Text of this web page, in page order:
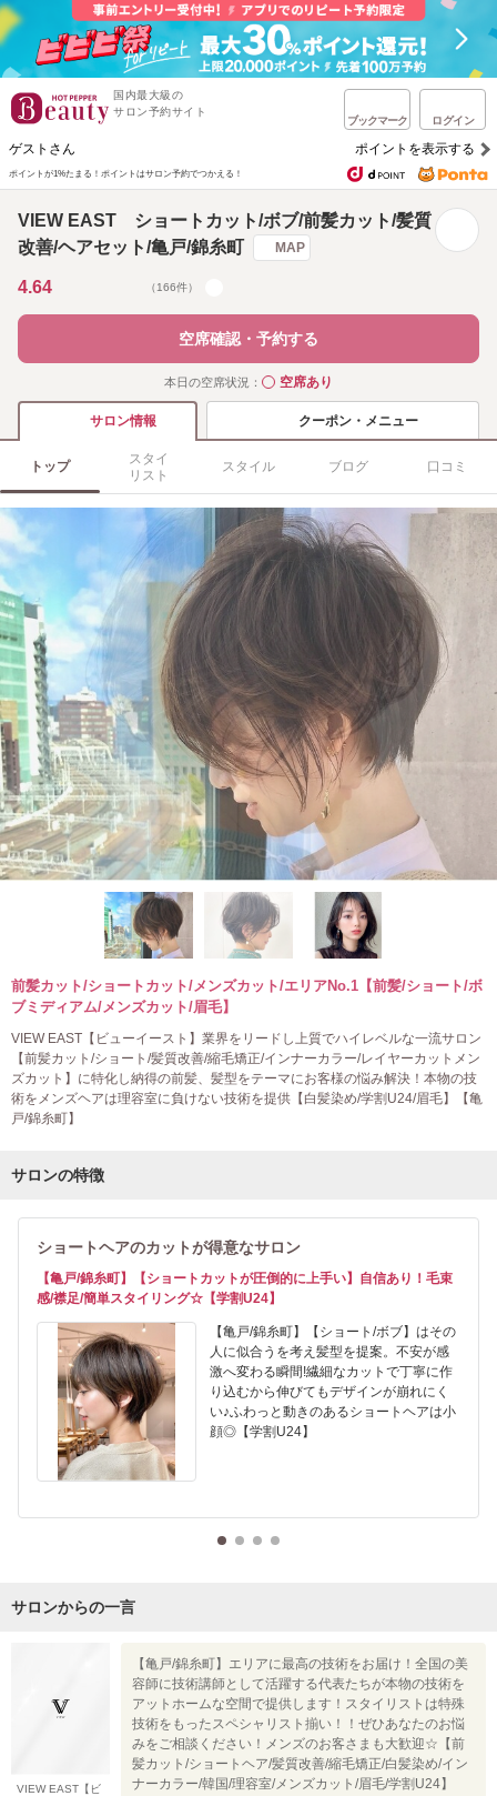
国内最大級の
サロン予約サイト
ブックマーク ログイン
ゲストさん ポイントを表示する
ポイントが1%たまる！ ポイントはサロン予約でつかえる！
VIEW EAST ショートカット/ボブ/前髪カット/髪質
改善/ヘアセット/亀戸/錦糸町
MAP
4.64 （166件）
空席確認・予約する
本日の空席状況： ◯空席あり
サロン情報 クーポン・メニュー
トップ
スタイ
リスト
スタイル ブログ 口コミ
前髪カット/ショートカット/メンズカット/エリアNo.1【前髪/ショート/ボ
ブミディアム/メンズカット/眉毛】
VIEW EAST【ビューイースト】業界をリードし上質でハイレベルな一流サロン
【前髪カット/ショート/髪質改善/縮毛矯正/インナーカラー/レイヤーカットメン
ズカット】に特化し納得の前髪、髪型をテーマにお客様の悩み解決！本物の技
術をメンズヘアは理容室に負けない技術を提供【白髪染め/学割U24/眉毛】【亀
戸/錦糸町】
サロンの特徴
ショートヘアのカットが得意なサロン
【亀戸/錦糸町】【ショートカットが圧倒的に上手い】自信あり！毛束
感/襟足/簡単スタイリング☆【学割U24】
【亀戸/錦糸町】【ショート/ボブ】はその
人に似合うを考え髪型を提案。不安が感
激へ変わる瞬間!繊細なカットで丁寧に作
り込むから伸びてもデザインが崩れにく
い♪ふわっと動きのあるショートヘアは小
顔◎【学割U24】
サロンからの一言
VIEW EAST【ビ
【亀戸/錦糸町】エリアに最高の技術をお届け！全国の美
容師に技術講師として活躍する代表たちが本物の技術を
アットホームな空間で提供します！スタイリストは特殊
技術をもったスペシャリスト揃い！！ぜひあなたのお悩
みをご相談ください！メンズのお客さまも大歓迎☆【前
髪カット/ショートヘア/髪質改善/縮毛矯正/白髪染め/イン
ナーカラー/韓国/理容室/メンズカット/眉毛/学割U24】